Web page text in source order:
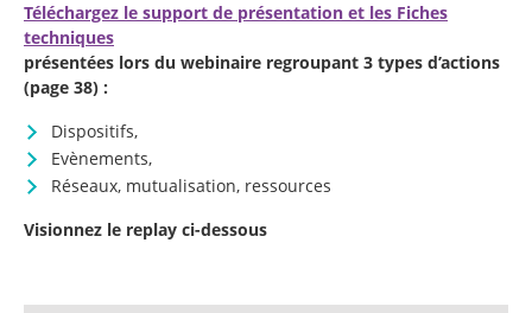
Téléchargez le support de présentation et les Fiches
techniques
présentées lors du webinaire regroupant 3 types d’actions
(page 38) :
Dispositifs,
Evènements,
Réseaux, mutualisation, ressources
Visionnez le replay ci-dessous